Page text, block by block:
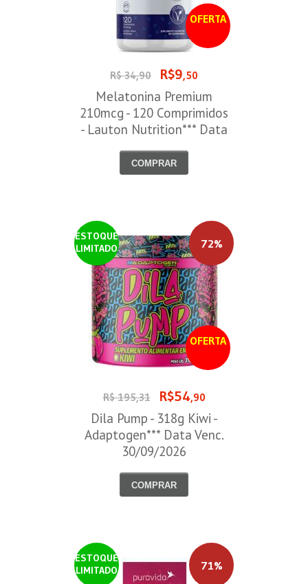
OFERTA
R$ 34,90 R$9,50
Melatonina Premium
210mcg - 120 Comprimidos
- Lauton Nutrition*** Data
COMPRAR
ESTOQUE
LIMITADO
OFERTA
72%
R$ 195,31 R$54,90
Dila Pump - 318g Kiwi -
Adaptogen*** Data Venc.
30/09/2026
COMPRAR
ESTOQUE
LIMITADO
71%